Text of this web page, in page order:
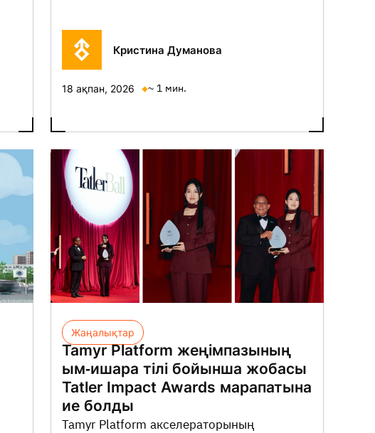
Кристина Думанова
18 ақпан, 2026 ~ 1 мин.
Жаңалықтар
Tamyr Platform жеңімпазының
ым-ишара тілі бойынша жобасы
Tatler Impact Awards марапатына
ие болды
Tamyr Platform акселераторының